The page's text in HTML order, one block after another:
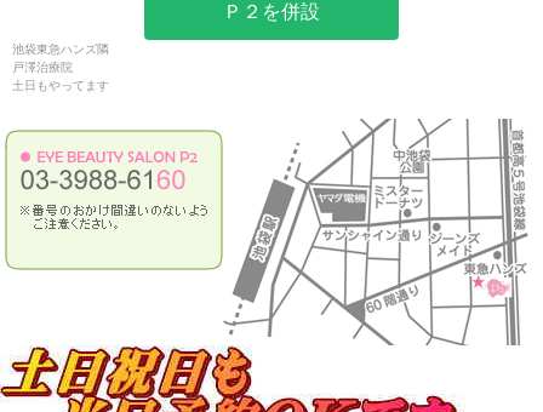
Ｐ２を併設
池袋東急ハンズ隣
戸澤治療院
土日もやってます